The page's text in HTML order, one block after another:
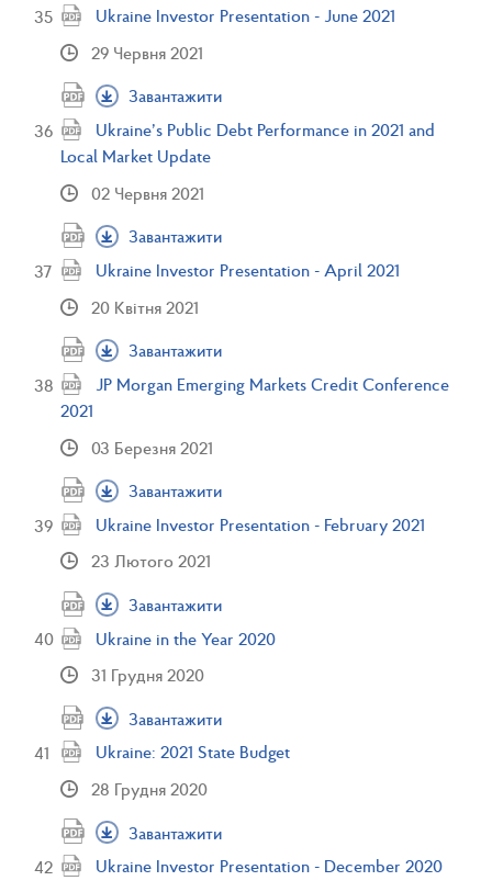
Ukraine Investor Presentation - June 2021
29 Червня 2021
Завантажити
Ukraine’s Public Debt Performance in 2021 and
Local Market Update
02 Червня 2021
Завантажити
Ukraine Investor Presentation - April 2021
20 Квітня 2021
Завантажити
JP Morgan Emerging Markets Credit Conference
2021
03 Березня 2021
Завантажити
Ukraine Investor Presentation - February 2021
23 Лютого 2021
Завантажити
Ukraine in the Year 2020
31 Грудня 2020
Завантажити
Ukraine: 2021 State Budget
28 Грудня 2020
Завантажити
Ukraine Investor Presentation - December 2020